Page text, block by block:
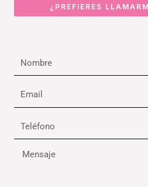
¿PREFIERES
Nombre
Email
Teléfono
Mensaje